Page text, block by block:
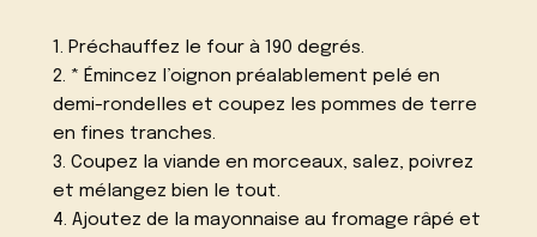
1. Préchauffez le four à 190 degrés.
2. * Émincez l’oignon préalablement pelé en
demi-rondelles et coupez les pommes de terre
en fines tranches.
3. Coupez la viande en morceaux, salez, poivrez
et mélangez bien le tout.
4. Ajoutez de la mayonnaise au fromage râpé et